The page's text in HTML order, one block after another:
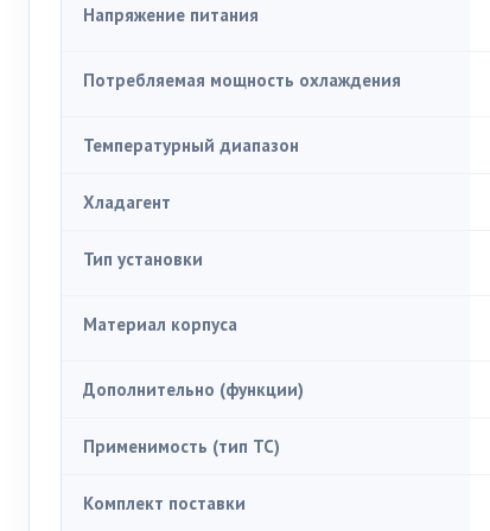
Напряжение питания
Потребляемая мощность охлаждения
Температурный диапазон
Хладагент
Тип установки
Материал корпуса
Дополнительно (функции)
Применимость (тип ТС)
Комплект поставки